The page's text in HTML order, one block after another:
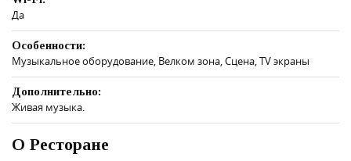
Да
Особенности:
Музыкальное оборудование, Велком зона, Сцена, TV экраны
Дополнительно:
Живая музыка.
О Ресторане